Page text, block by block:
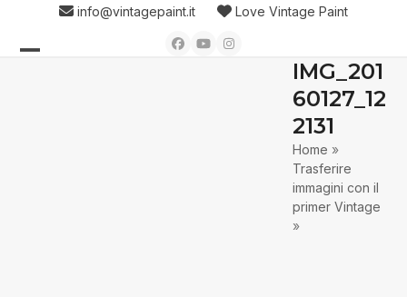
content
info@vintagepaint.it Love Vintage Paint
Facebook
YouTubeInstagram
IMG_201
60127_12
2131
Home »
Trasferire
immagini con il
primer Vintage
»